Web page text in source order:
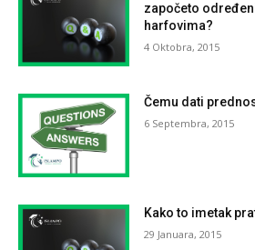
započeto
harfovima?
4 Oktobra, 2015
Čemu dati
6 Septembra, 2015
Kako to imetak
29 Januara, 2015